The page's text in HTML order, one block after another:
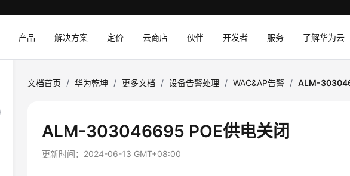
产品 解决方案 定价 云商店 伙伴 开发者 服务 了解华为云
文档首页 / 华为乾坤 / 更多文档 / 设备告警处理 / WAC&AP告警 / ALM-
ALM-303046695 POE供电关闭
更新时间： 2024-06-13 GMT+08:00